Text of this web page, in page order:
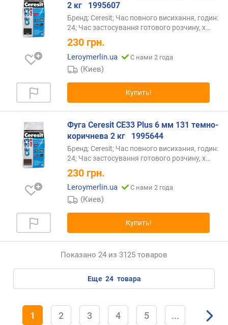
2 кг ‎ ‎ 1995607
Бренд: Ceresit; Час повного висихання, годин:
24; Час застосування готового розчину, х…
230 грн.
Leroymerlin.ua С нами 2 года
(Киев)
Купить!
Фуга Ceresit СЕ33 Plus 6 мм 131 темно-
коричнева 2 кг ‎ ‎ 1995644
Бренд: Ceresit; Час повного висихання, годин:
24; Час застосування готового розчину, х…
230 грн.
Leroymerlin.ua С нами 2 года
(Киев)
Купить!
Показано 24 из 3125 товаров
еще 24 товара
1 2 3 4 5 ...